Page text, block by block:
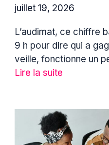
juillet 19, 2026
L’audimat, ce chiffre
9 h pour dire qui a
veille, fonctionne un
Lire la suite